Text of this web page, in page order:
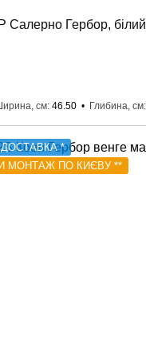
Салерно Гербор, білий
см 46.50 Глибина, см
*
МОНТАЖ ПО КИЄВУ **